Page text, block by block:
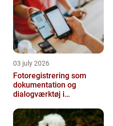
03 july 2026
Fotoregistrering som
dokumentation og
dialogværktøj i